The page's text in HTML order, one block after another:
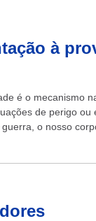
à
é o mecanismo
de perigo ou
o nosso